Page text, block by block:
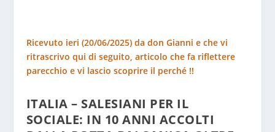
Ricevuto ieri (20/06/2025) da don Gianni e che vi
ritrascrivo qui di seguito, articolo che fa riflettere
parecchio e vi lascio scoprire il perché !!
ITALIA – SALESIANI PER IL
SOCIALE: IN 10 ANNI ACCOLTI